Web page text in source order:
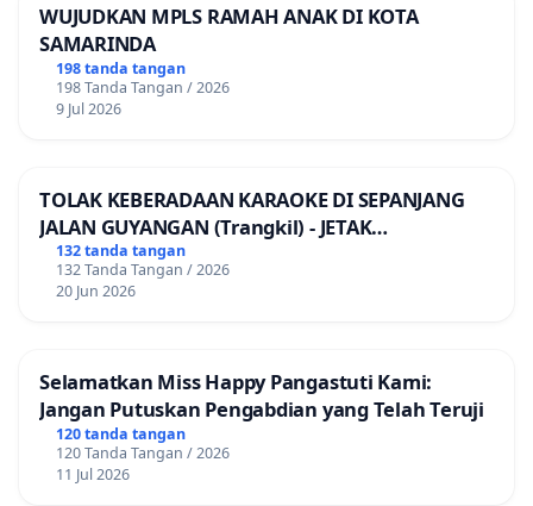
WUJUDKAN MPLS RAMAH ANAK DI KOTA
SAMARINDA
198 tanda tangan
198 Tanda Tangan / 2026
9 Jul 2026
TOLAK KEBERADAAN KARAOKE DI SEPANJANG
JALAN GUYANGAN (Trangkil) - JETAK
(Wedarijaksa) Kab. PATI
132 tanda tangan
132 Tanda Tangan / 2026
20 Jun 2026
Selamatkan Miss Happy Pangastuti Kami:
Jangan Putuskan Pengabdian yang Telah Teruji
120 tanda tangan
120 Tanda Tangan / 2026
11 Jul 2026